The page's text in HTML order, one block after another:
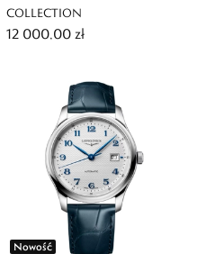
COLLECTION
12 000,00 zł
Nowość